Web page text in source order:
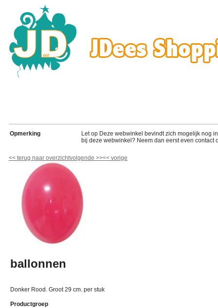
Opmerking
Let op Deze webwinkel bevindt zich mogelijk nog
bij deze webwinkel? Neem dan eerst even contact
<< terug naar overzichtvolgende >><< vorige
ballonnen
Donker Rood. Groot 29 cm. per stuk
Productgroep